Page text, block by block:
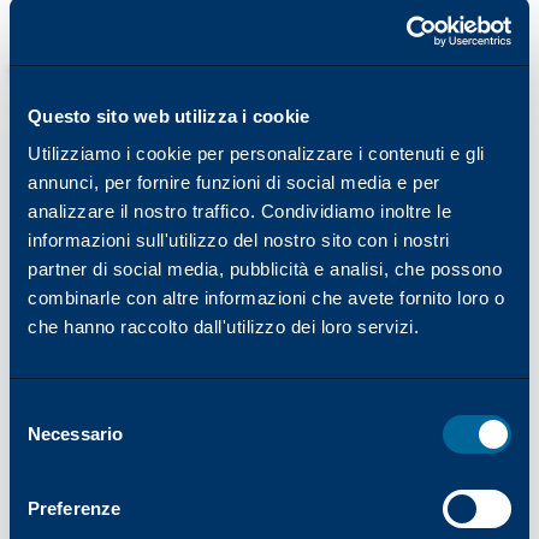
Questo sito web utilizza i cookie
Utilizziamo i cookie per personalizzare i contenuti e gli
annunci, per fornire funzioni di social media e per
analizzare il nostro traffico. Condividiamo inoltre le
informazioni sull'utilizzo del nostro sito con i nostri
partner di social media, pubblicità e analisi, che possono
combinarle con altre informazioni che avete fornito loro o
che hanno raccolto dall'utilizzo dei loro servizi.
delNecessario
Preferenze
SOLUZIONI COMPLETE PER PRESTAZIONI E
DURATA
Parti e tamburi
gamma di componenti per fotocopiatrici, stampanti
Batterie, kit di batteria e chip di reset per batterie